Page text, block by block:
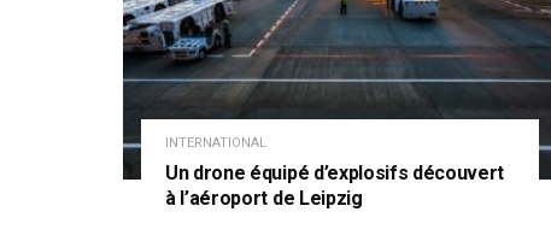
INTERNATIONAL
Un drone équipé d’explosifs découvert
à l’aéroport de Leipzig